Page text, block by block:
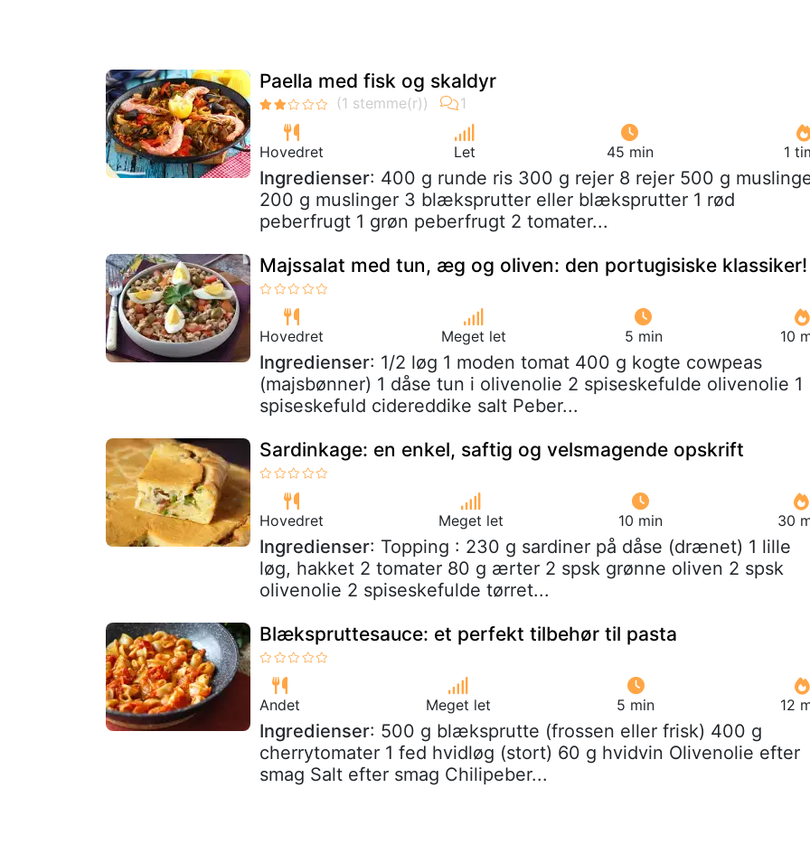
Paella med fisk og skaldyr
Hovedret Let 45 min 1
Ingredienser: 400 g runde ris 300 g rejer 8 rejer 500 g
200 g muslinger 3 blæksprutter eller blæksprutter 1 rød
peberfrugt 1 grøn peberfrugt 2 tomater...
Majssalat med tun, æg og oliven: den portugisiske klassiker!
Hovedret Meget let 5 min 10
Ingredienser: 1/2 løg 1 moden tomat 400 g kogte cowpeas
(majsbønner) 1 dåse tun i olivenolie 2 spiseskefulde olivenolie 1
spiseskefuld cidereddike salt Peber...
Sardinkage: en enkel, saftig og velsmagende opskrift
Hovedret Meget let 10 min 30
Ingredienser: Topping : 230 g sardiner på dåse (drænet) 1 lille
løg, hakket 2 tomater 80 g ærter 2 spsk grønne oliven 2 spsk
olivenolie 2 spiseskefulde tørret...
Blækspruttesauce: et perfekt tilbehør til pasta
Andet Meget let 5 min 12
Ingredienser: 500 g blæksprutte (frossen eller frisk) 400 g
cherrytomater 1 fed hvidløg (stort) 60 g hvidvin Olivenolie efter
smag Salt efter smag Chilipeber...